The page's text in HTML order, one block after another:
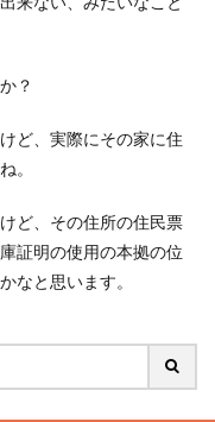
？
ど、実際にその家に住
。
ど、その住所の住民票
証明の使用の本拠の位
なと思います。